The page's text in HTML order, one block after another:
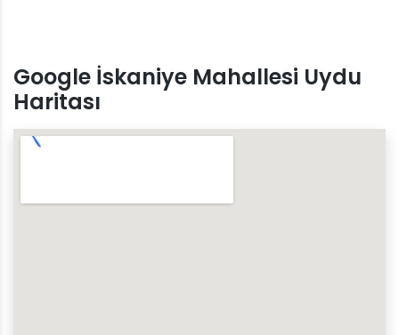
Google İskaniye Mahallesi Uydu
Haritası